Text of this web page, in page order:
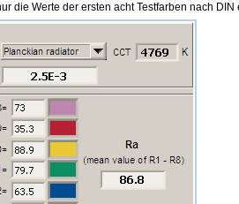
die Werte der ersten acht Testfarben nach DIN